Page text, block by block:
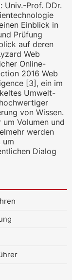
Univ.-Prof. DDr.
Einblick in
Prüfung
auf deren
Web
Online-
2016 Web
[3], ein im
Umwelt-
von Wissen.
Volumen und
werden
um
Dialog
4-